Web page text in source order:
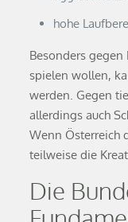
hohe
Besonders
spielen wollen,
werden. Gegen
allerdings auch
Wenn Österreich
teilweise die
Die